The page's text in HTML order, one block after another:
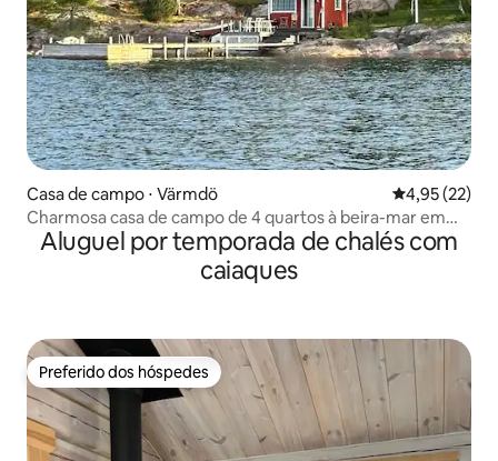
Casa de campo ⋅ Värmdö 4,95 de uma
4,95 (22)
Charmosa casa de campo de 4 quartos à beira-mar em
um arquipélago
Aluguel por temporada de chalés com
caiaques
Preferido dos hóspedes
Preferido dos hóspedes